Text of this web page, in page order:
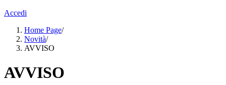
Accedi
Home Page/
Novità/
AVVISO
AVVISO